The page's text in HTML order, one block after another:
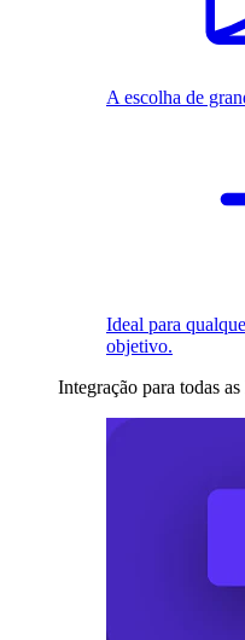
A escolha de
Ideal para
objetivo.
Integração para todas